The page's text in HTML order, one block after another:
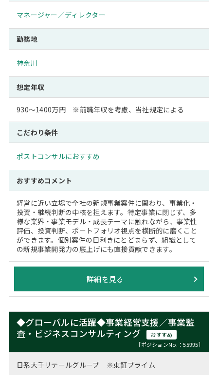
マネージャー／ディレクター
勤務地
神奈川
想定年収
930～1400万円 ※前職年収を考慮、当社規定による
こだわり条件
ポストコンサルにおすすめ
おすすめコメント
経営に近い立場で全社の新規事業案件に関わり、事業化・
投資・継続判断の中核を担えます。特定事業に閉じず、多
様な業界・事業モデル・成長テーマに触れながら、事業性
評価、投資判断、ポートフォリオ視点を横断的に磨くこと
ができます。個別案件の目利きにとどまらず、組織として
の新規事業開発力の底上げにも直接貢献できます。
詳細を見る
◆グローバルに活躍◆事業経営支援／事業監
査・ビジネスコンサルティング
おすすめ
［ポジションNo.：55995］
日系大手リテールグループ ※東証プライム